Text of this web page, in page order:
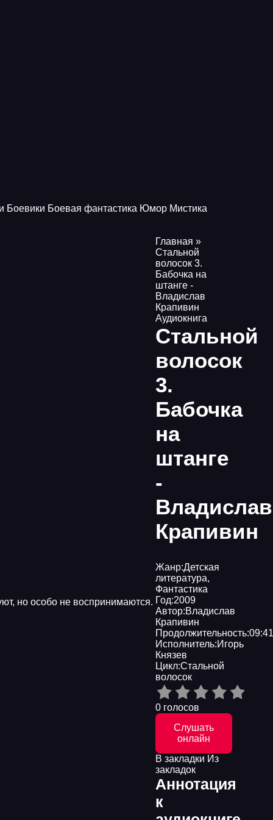
Боевики Боевая фантастика Юмор Мистика
но особо не воспринимаются.
Главная »
Стальной
волосок 3.
Бабочка на
штанге -
Владислав
Крапивин
Аудиокнига
Стальной
волосок
3.
Бабочка
на
штанге
-
Владислав
Крапивин
Жанр:Детская
литература,
Фантастика
Год:2009
Автор:Владислав
Крапивин
Продолжительность:
Исполнитель:Игорь
Князев
Цикл:Стальной
волосок
0 голосов
Слушать
онлайн
В закладки Из
закладок
Аннотация
к